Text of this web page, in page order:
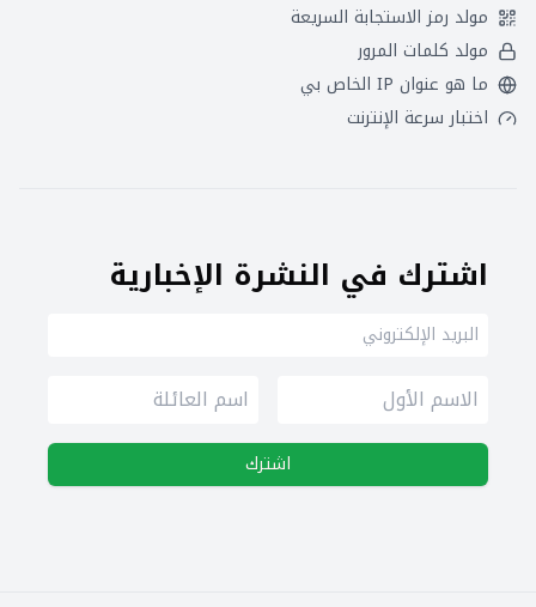
مولد رمز الاستجابة السريعة
مولد كلمات المرور
ما هو عنوان IP الخاص بي
اختبار سرعة الإنترنت
اشترك في النشرة الإخبارية
اشترك